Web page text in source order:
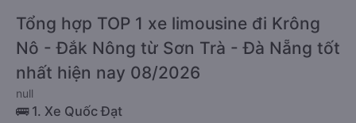
Tổng hợp TOP 1 xe limousine đi Krông
Nô - Đắk Nông từ Sơn Trà - Đà Nẵng tốt
nhất hiện nay 08/2026
null
🚌 1. Xe Quốc Đạt